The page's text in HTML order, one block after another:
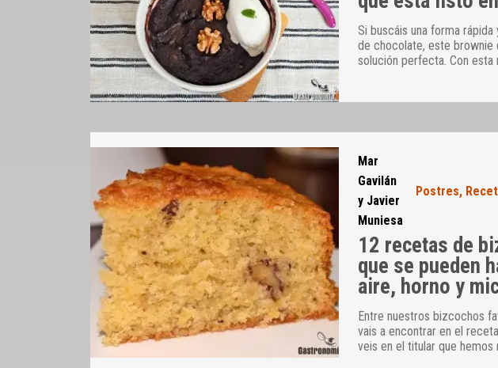
Si buscáis una forma
de chocolate, este brownie
solución perfecta. Con
Mar
Gavilán
y Javier
Muniesa
Postres,
12 recetas de
que se pueden
aire, horno y
Entre nuestros bizcochos
vais a encontrar en el
veis en el titular que